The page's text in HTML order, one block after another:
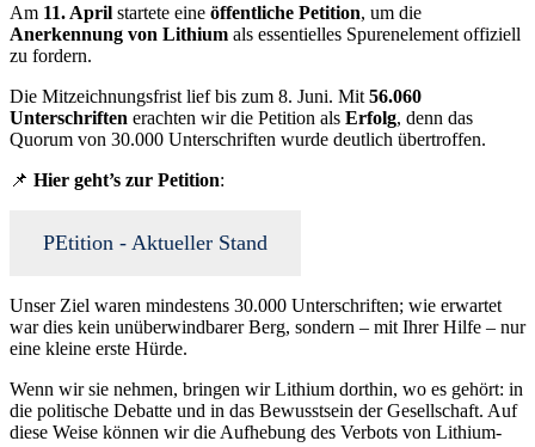
Am 11. April startete eine öffentliche Petition, um die
Anerkennung von Lithium als essentielles Spurenelement offiziell
zu fordern.
Die Mitzeichnungsfrist lief bis zum 8. Juni. Mit 56.060
Unterschriften erachten wir die Petition als Erfolg, denn das
Quorum von 30.000 Unterschriften wurde deutlich übertroffen.
📌 Hier geht’s zur Petition:
PEtition - Aktueller Stand
Unser Ziel waren mindestens 30.000 Unterschriften; wie erwartet
war dies kein unüberwindbarer Berg, sondern – mit Ihrer Hilfe – nur
eine kleine erste Hürde.
Wenn wir sie nehmen, bringen wir Lithium dorthin, wo es gehört: in
die politische Debatte und in das Bewusstsein der Gesellschaft. Auf
diese Weise können wir die Aufhebung des Verbots von Lithium-